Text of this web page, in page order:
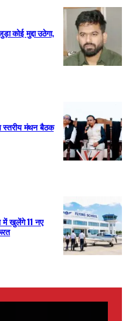
कोई मुद्दा उठेगा,
स्तरीय मंथन बैठक
में खुलेंगे 11 नए